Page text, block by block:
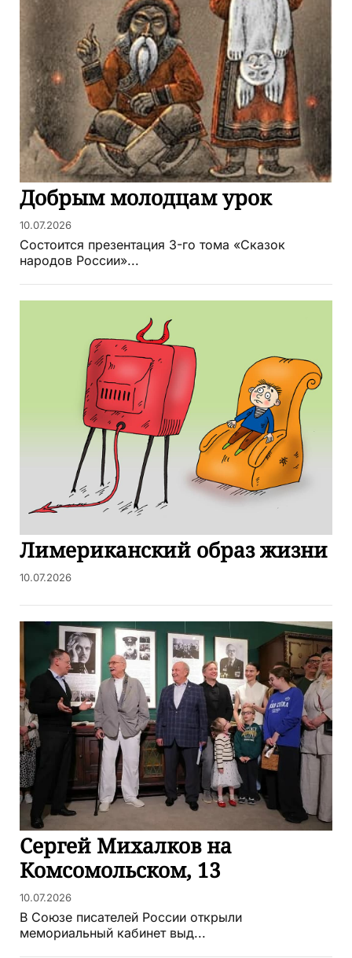
Добрым молодцам урок
10.07.2026
Состоится презентация 3-го тома «Сказок
народов России»...
Лимериканский образ жизни
10.07.2026
Сергей Михалков на
Комсомольском, 13
10.07.2026
В Союзе писателей России открыли
мемориальный кабинет выд...